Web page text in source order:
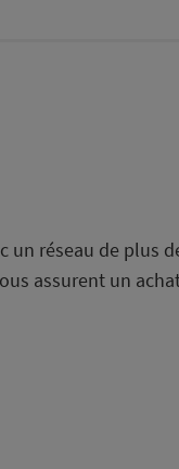
réseau de plus
assurent un